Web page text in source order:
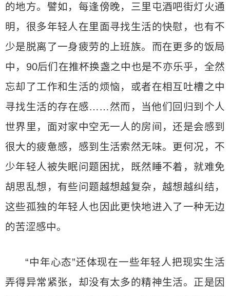
的地方。譬如，每逢傍晚，三里屯酒吧街灯火通
明，很多年轻人在里面寻找生活的快慰，也有不
少是脱离了一身疲劳的上班族。而在更多的饭局
中，90后们在推杯换盏之中也是不亦乐乎，全然
忘却了工作和生活的烦恼，或者在相互吐槽之中
寻找生活的存在感……然而，当他们回归到个人
世界里，面对家中空无一人的房间，还是会感到
很大的疲惫感，感到生活索然无味。更何况，不
少年轻人被失眠问题困扰，既然睡不着，就难免
胡思乱想，有些问题越想越复杂，越想越纠结，
这些孤独的年轻人也因此更快地进入了一种无边
的苦涩感中。
“中年心态”还体现在一些年轻人把现实生活
弄得异常紧张，却没有太多的精神生活。正是因